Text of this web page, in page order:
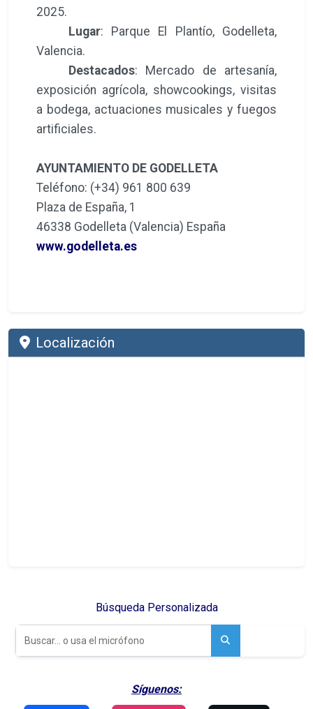
2025.
Lugar: Parque El Plantío, Godelleta,
Valencia.
Destacados: Mercado de artesanía,
exposición agrícola, showcookings, visitas
a bodega, actuaciones musicales y fuegos
artificiales.
AYUNTAMIENTO DE GODELLETA
Teléfono: (+34) 961 800 639
Plaza de España, 1
46338 Godelleta (Valencia) España
www.godelleta.es
Localización
Búsqueda Personalizada
Síguenos: